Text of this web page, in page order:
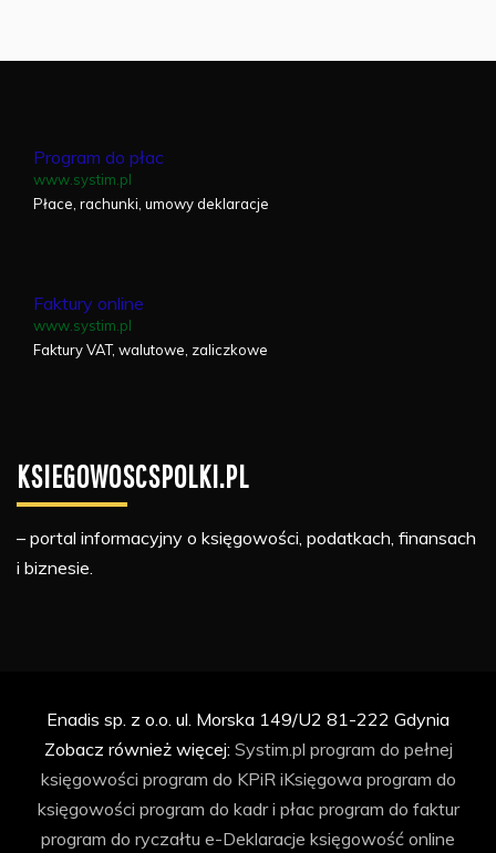
Program do płac
www.systim.pl
Płace, rachunki, umowy deklaracje
Faktury online
www.systim.pl
Faktury VAT, walutowe, zaliczkowe
KSIEGOWOSCSPOLKI.PL
– portal informacyjny o księgowości, podatkach, finansach
i biznesie.
Enadis sp. z o.o. ul. Morska 149/U2 81-222 Gdynia
Zobacz również więcej: Systim.pl program do pełnej
księgowości program do KPiR iKsięgowa program do
księgowości program do kadr i płac program do faktur
program do ryczałtu e-Deklaracje księgowość online